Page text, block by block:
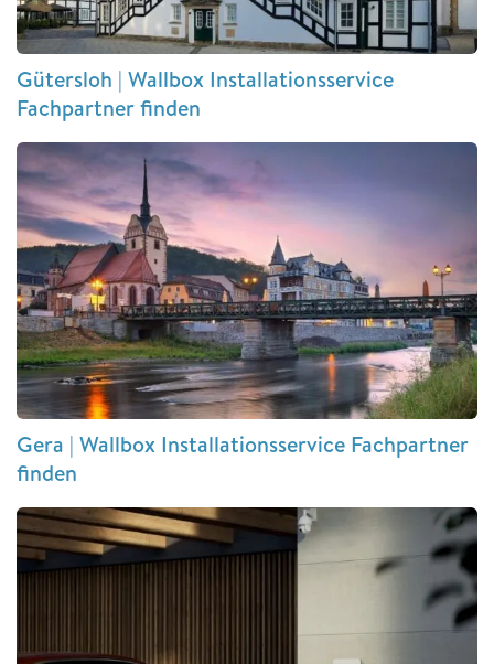
Gütersloh | Wallbox Installationsservice
Fachpartner finden
Gera | Wallbox Installationsservice Fachpartner
finden